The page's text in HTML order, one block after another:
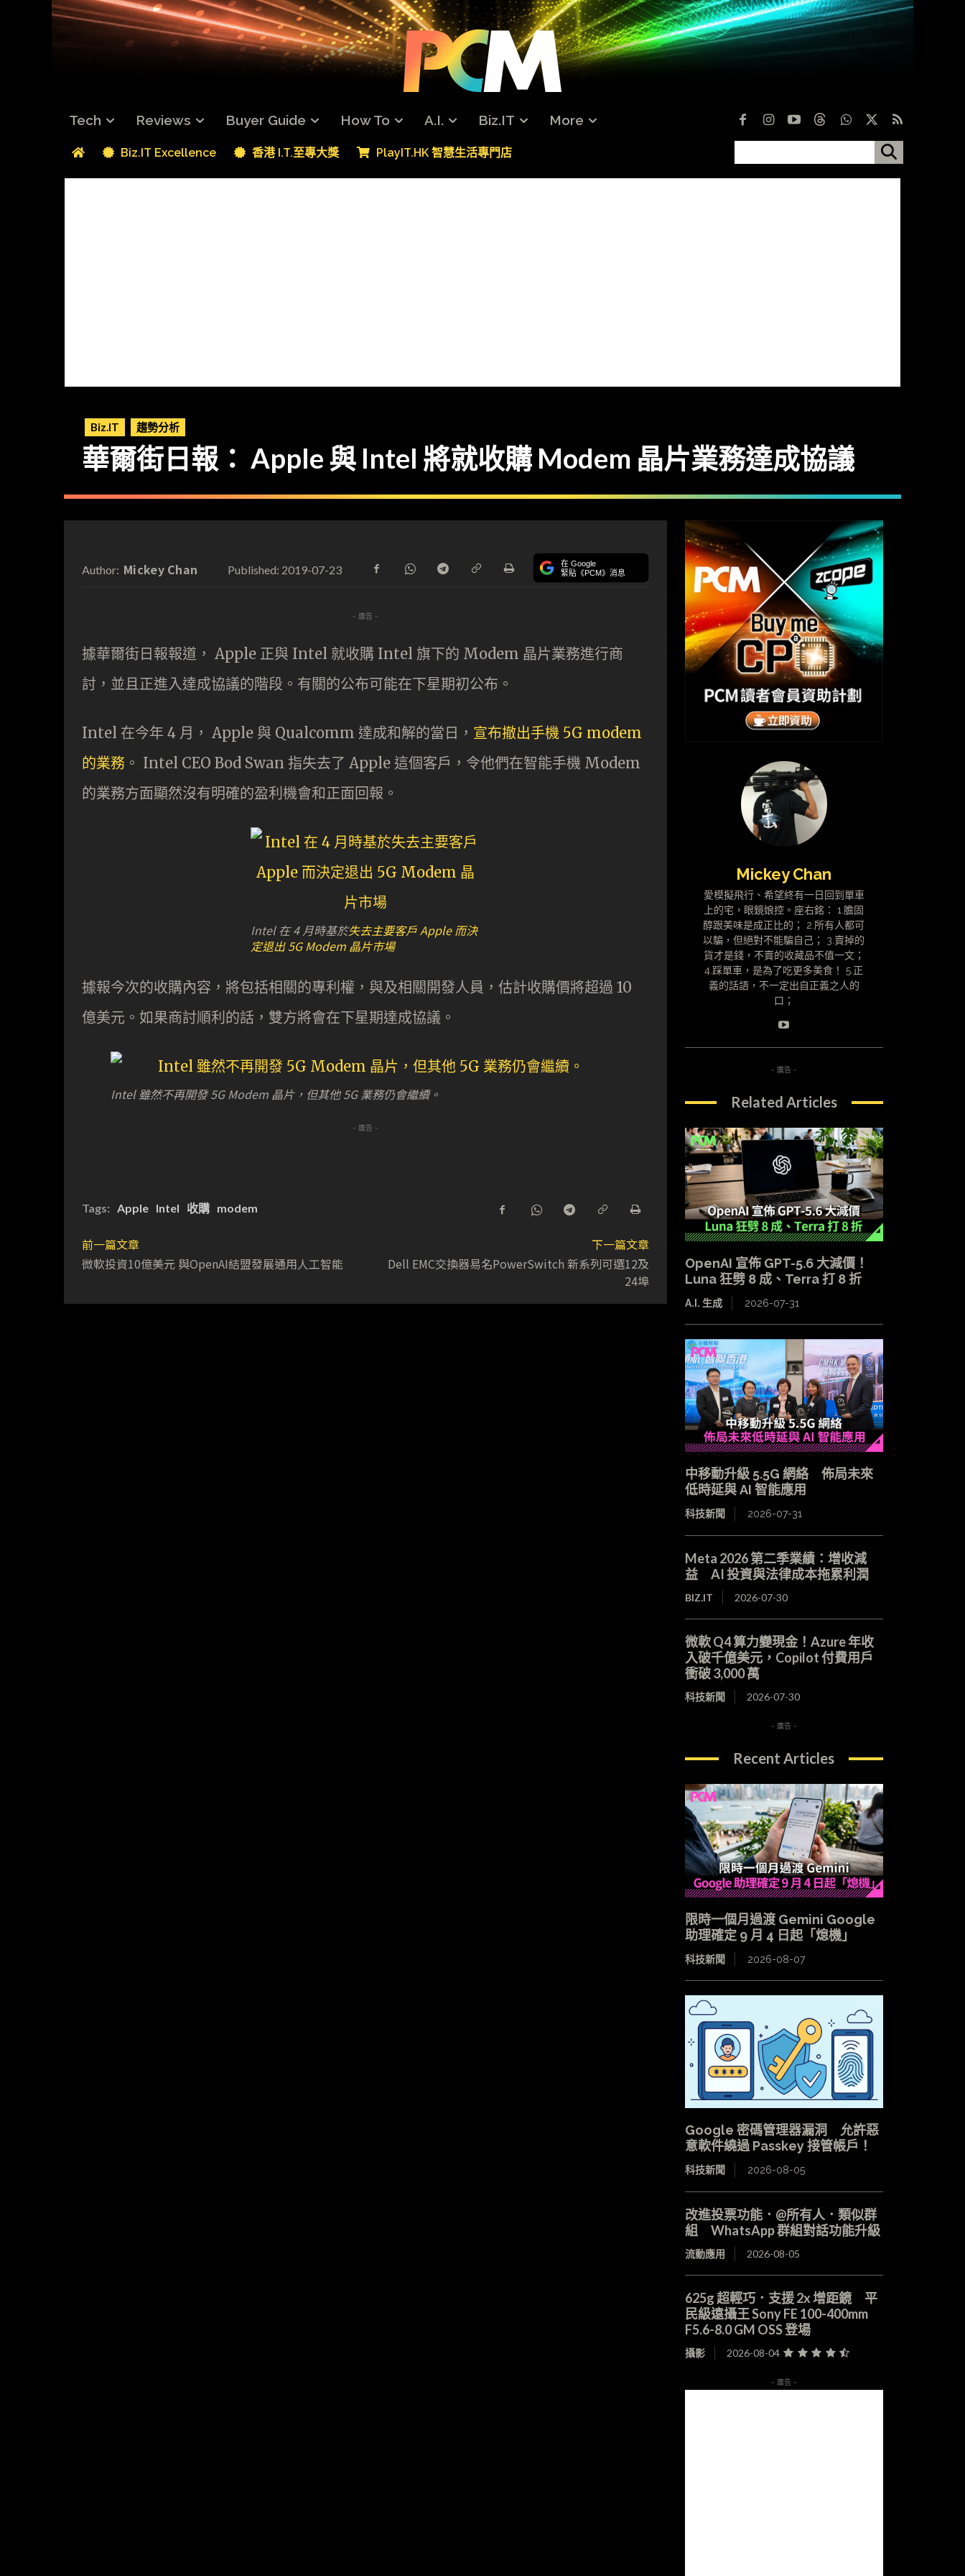
Tech Reviews Buyer Guide How To A.I. Biz.IT More
Biz.IT Excellence 香港 I.T.至專大獎 PlayIT.HK 智慧生活專門店
Biz.IT 趨勢分析
華爾街日報： Apple 與 Intel 將就收購 Modem 晶片業務達成協議
Author: Mickey Chan Published: 2019-07-23 在 Google
緊貼《PCM》消息
- 廣告 -
據華爾街日報報道， Apple 正與 Intel 就收購 Intel 旗下的 Modem 晶片業務進行商
討，並且正進入達成協議的階段。有關的公布可能在下星期初公布。
Intel 在今年 4 月， Apple 與 Qualcomm 達成和解的當日， 宣布撤出手機 5G modem
的業務 。 Intel CEO Bod Swan 指失去了 Apple 這個客戶，令他們在智能手機 Modem
的業務方面顯然沒有明確的盈利機會和正面回報。
Intel 在 4 月時基於失去主要客戶 Apple 而決
定退出 5G Modem 晶片市場
據報今次的收購內容，將包括相關的專利權，與及相關開發人員，估計收購價將超過 10
億美元。如果商討順利的話，雙方將會在下星期達成協議。
Intel 雖然不再開發 5G Modem 晶片，但其他 5G 業務仍會繼續。
- 廣告 -
Tags: Apple Intel 收購 modem
前一篇文章
微軟投資10億美元 與OpenAI結盟發展通用人工智能
下一篇文章
Dell EMC交換器易名PowerSwitch 新系列可選12及
24埠
Mickey Chan
愛模擬飛行、希望終有一日回到單車
上的宅，眼鏡娘控。座右銘： 1.膽固
醇跟美味是成正比的； 2.所有人都可
以騙，但絕對不能騙自己； 3.賣掉的
貨才是錢，不賣的收藏品不值一文；
4.踩單車，是為了吃更多美食！ 5.正
義的話語，不一定出自正義之人的
口；
- 廣告 -
Related Articles
OpenAI 宣佈 GPT-5.6 大減價！
Luna 狂劈 8 成、Terra 打 8 折
A.I. 生成 2026-07-31
中移動升級 5.5G 網絡 佈局未來
低時延與 AI 智能應用
科技新聞 2026-07-31
Meta 2026 第二季業績：增收減
益 AI 投資與法律成本拖累利潤
BIZ.IT 2026-07-30
微軟 Q4 算力變現金！Azure 年收
入破千億美元，Copilot 付費用戶
衝破 3,000 萬
科技新聞 2026-07-30
- 廣告 -
Recent Articles
限時一個月過渡 Gemini Google
助理確定 9 月 4 日起「熄機」
科技新聞 2026-08-07
Google 密碼管理器漏洞 允許惡
意軟件繞過 Passkey 接管帳戶！
科技新聞 2026-08-05
改進投票功能．@所有人．類似群
組 WhatsApp 群組對話功能升級
流動應用 2026-08-05
625g 超輕巧．支援 2x 增距鏡 平
民級遠攝王 Sony FE 100-400mm
F5.6-8.0 GM OSS 登場
攝影 2026-08-04
- 廣告 -